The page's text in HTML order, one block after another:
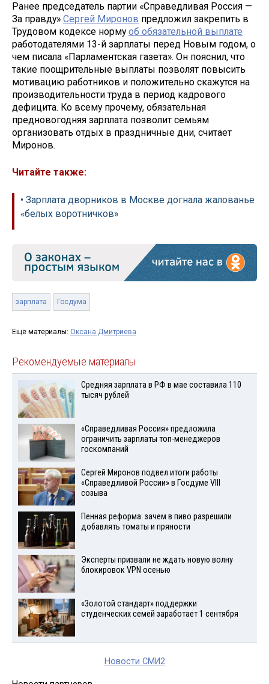
Ранее председатель партии «Справедливая Россия —
За правду» Сергей Миронов предложил закрепить в
Трудовом кодексе нормуоб обязательной выплате
работодателями 13-й зарплаты перед Новым годом, о
чем писала «Парламентская газета». Он пояснил, что
такие поощрительные выплаты позволят повысить
мотивацию работников и положительно скажутся на
производительности труда в период кадрового
дефицита. Ко всему прочему, обязательная
предновогодняя зарплата позволит семьям
организовать отдых в праздничные дни, считает
Миронов.
Читайте также:
• Зарплата дворников в Москве догнала жалованье
«белых воротничков»
зарплата Госдума
Ещё материалы: Оксана Дмитриева
Рекомендуемые материалы
Средняя зарплата в РФ в мае составила 110
тысяч рублей
«Справедливая Россия» предложила
ограничить зарплаты топ-менеджеров
госкомпаний
Сергей Миронов подвел итоги работы
«Справедливой России» в Госдуме VIII
созыва
Пенная реформа: зачем в пиво разрешили
добавлять томаты и пряности
Эксперты призвали не ждать новую волну
блокировок VPN осенью
«Золотой стандарт» поддержки
студенческих семей заработает 1 сентября
Новости СМИ2